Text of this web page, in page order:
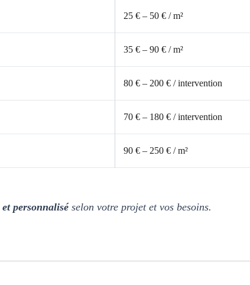
25 € – 50 € / m²
35 € – 90 € / m²
80 € – 200 € / intervention
70 € – 180 € / intervention
90 € – 250 € / m²
personnaliséselon votre projet et vos besoins.